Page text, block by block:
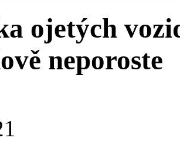
ojetých
neporoste